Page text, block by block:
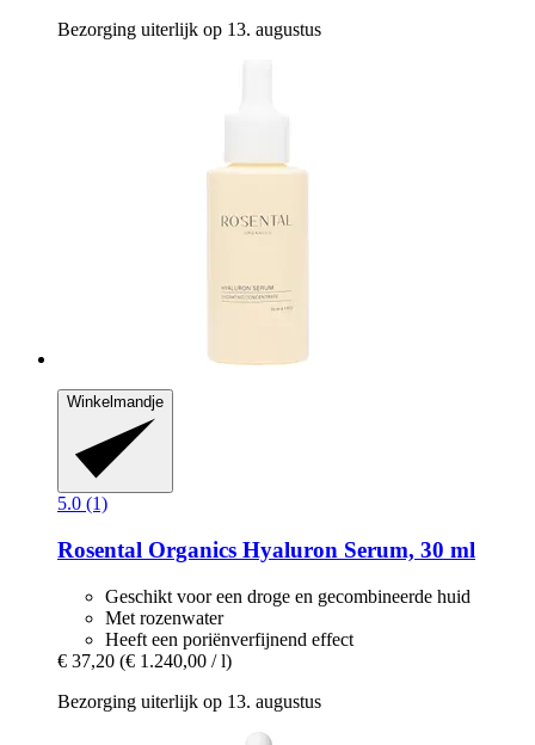
Bezorging uiterlijk op 13. augustus
Winkelmandje
5.0 (1)
Rosental Organics Hyaluron Serum, 30 ml
Geschikt voor een droge en gecombineerde huid
Met rozenwater
Heeft een poriënverfijnend effect
€ 37,20 (€ 1.240,00 / l)
Bezorging uiterlijk op 13. augustus